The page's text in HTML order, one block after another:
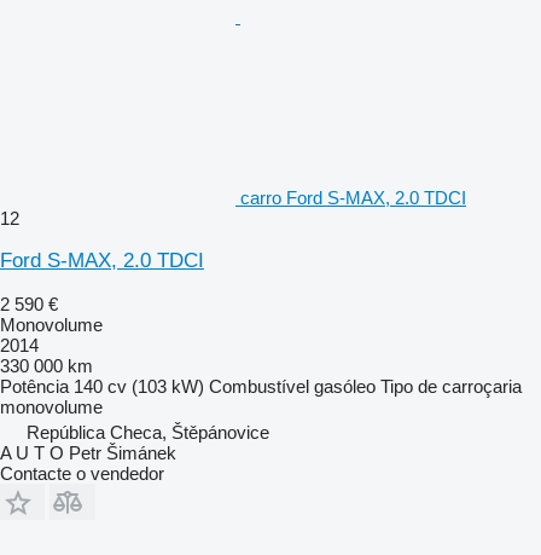
carro Ford S-MAX, 2.0 TDCI
12
Ford S-MAX, 2.0 TDCI
2 590 €
Monovolume
2014
330 000 km
Potência 140 cv (103 kW) Combustível gasóleo Tipo de carroçaria
monovolume
República Checa, Štěpánovice
A U T O Petr Šimánek
Contacte o vendedor